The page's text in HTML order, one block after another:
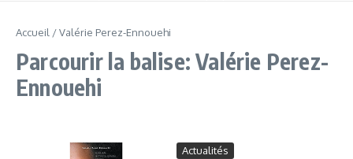
Accueil /Valérie Perez-Ennouehi
Parcourir la balise: Valérie Perez-
Ennouehi
Actualités